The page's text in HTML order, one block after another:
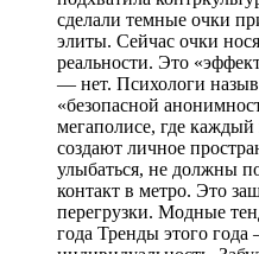
сделали темные очки
элиты. Сейчас очки
реальности. Это
— нет. Психологи
«безопасной
мегаполисе, где
создают личное
улыбаться, не должны
контакт в метро. Это
перегрузки. Модные
года Тренды этого